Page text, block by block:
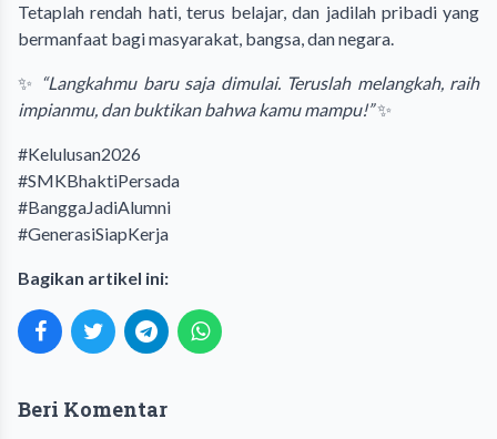
Tetaplah rendah hati, terus belajar, dan jadilah pribadi yang
bermanfaat bagi masyarakat, bangsa, dan negara.
✨ “Langkahmu baru saja dimulai. Teruslah melangkah, raih
impianmu, dan buktikan bahwa kamu mampu!”✨
#Kelulusan2026
#SMKBhaktiPersada
#BanggaJadiAlumni
#GenerasiSiapKerja
Bagikan artikel ini:
Beri Komentar